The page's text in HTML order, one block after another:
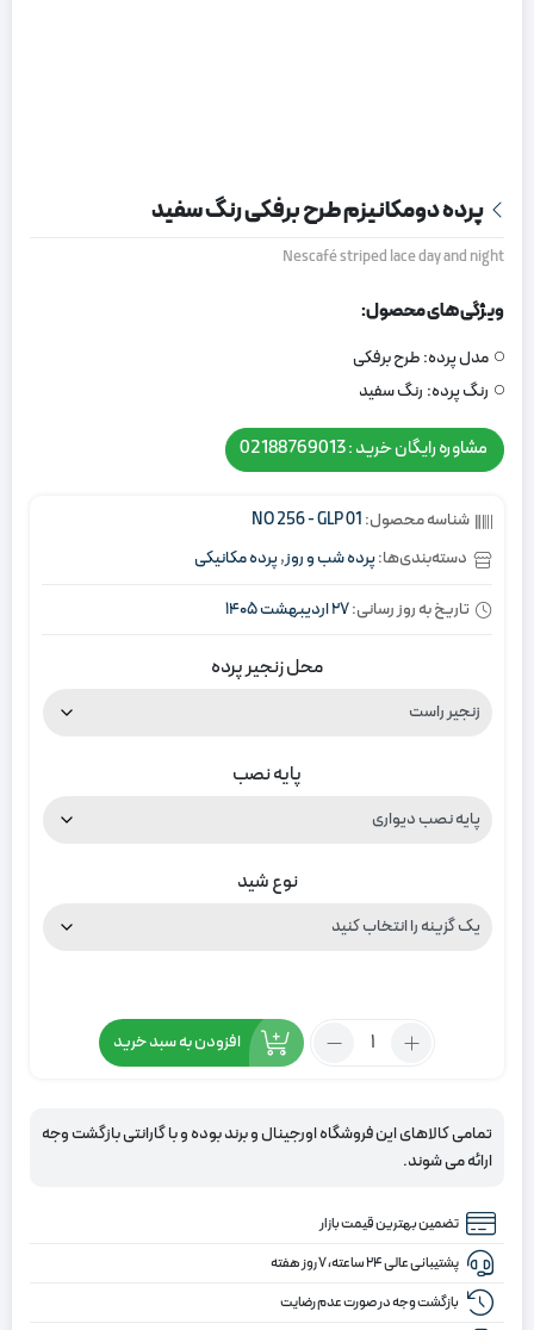
پرده دومکانیزم طرح برفکی رنگ سفید
Nescafé striped lace day and night
ویژگی های محصول:
مدل پرده:طرح برفکی
رنگ پرده: رنگ سفید
مشاوره رایگان خرید : 02188769013
شناسه محصول:NO 256 - GLP 01
دسته‌بندی‌ها:پرده شب و روز,پرده مکانیکی
تاریخ به روز رسانی:27 اردیبهشت 1405
محل زنجیر پرده
پایه نصب
نوع شید
تعداد:
طرح
برفکی
افزودن به سبد خرید
تمامی کالاهای این فروشگاه اورجینال و برند بوده و با گارانتی بازگشت وجه
ارائه می شوند.
تضمین بهترین قیمت بازار
پشتیبانی عالی ۲۴ ساعته، ۷ روز هفته
بازگشت وجه در صورت عدم رضایت